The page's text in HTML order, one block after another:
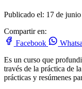
Publicado el: 17 de
Compartir en:
Facebook
Es un curso que
través de la práctica de
prácticas y resúmenes